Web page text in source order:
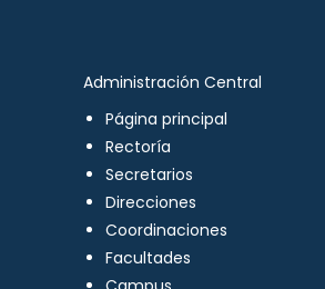
Administración Central
Página principal
Rectoría
Secretarios
Direcciones
Coordinaciones
Facultades